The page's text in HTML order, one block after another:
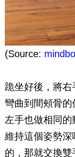
(Source:
跪坐好後，將
彎曲到間頰骨的
左手也做相同的
維持這個姿勢
的，那就交換